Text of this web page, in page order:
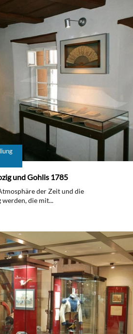
und Gohlis 1785
der Zeit und die
die mit...